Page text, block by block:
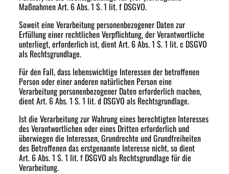
Maßnahmen Art. 6 Abs. 1 S. 1 lit. f DSGVO.
Soweit eine Verarbeitung personenbezogener Daten zur
Erfüllung einer rechtlichen Verpflichtung, der Verantwortliche
unterliegt, erforderlich ist, dient Art. 6 Abs. 1 S. 1 lit. c DSGVO
als Rechtsgrundlage.
Für den Fall, dass lebenswichtige Interessen der betroffenen
Person oder einer anderen natürlichen Person eine
Verarbeitung personenbezogener Daten erforderlich machen,
dient Art. 6 Abs. 1 S. 1 lit. d DSGVO als Rechtsgrundlage.
Ist die Verarbeitung zur Wahrung eines berechtigten Interesses
des Verantwortlichen oder eines Dritten erforderlich und
überwiegen die Interessen, Grundrechte und Grundfreiheiten
des Betroffenen das erstgenannte Interesse nicht, so dient
Art. 6 Abs. 1 S. 1 lit. f DSGVO als Rechtsgrundlage für die
Verarbeitung.